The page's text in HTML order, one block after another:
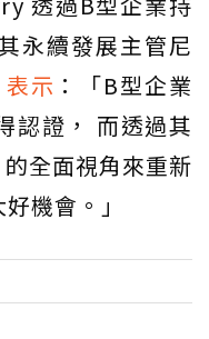
永續發展主管尼
表示 ：「B型企業
認證， 而透過其
全面視角來重新
機會。」